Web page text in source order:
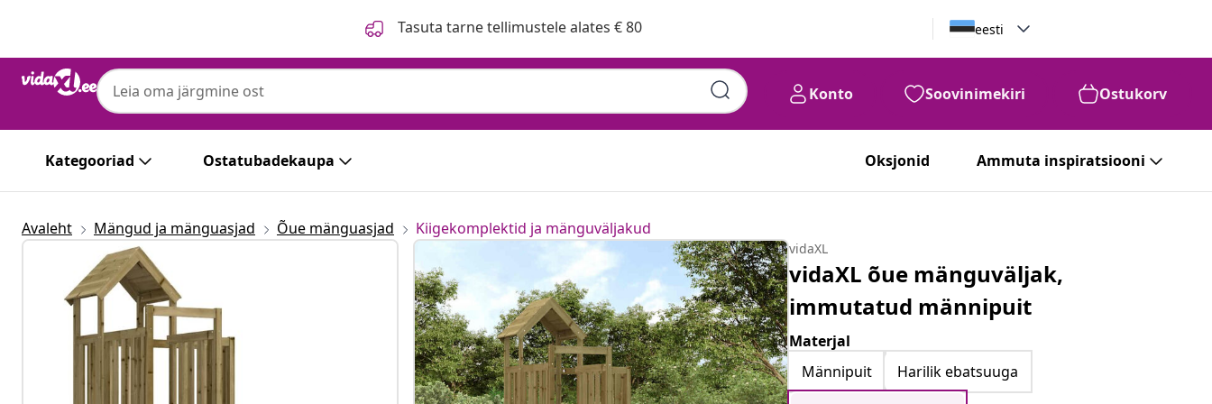
Tasuta tarne tellimustele alates € 80 eesti
Konto Soovinimekiri Ostukorv
Kategooriad Ostatubadekaupa Oksjonid Ammuta inspiratsiooni
Avaleht Mängud ja mänguasjad Õue mänguasjad Kiigekomplektid ja mänguväljakud
vidaXL
vidaXL õue mänguväljak,
immutatud männipuit
Materjal
Männipuit
Harilik ebatsuuga